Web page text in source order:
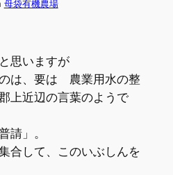
母袋有機農場
思いますが
のは、要は 農業用水の整
上近辺の言葉のようで
請」。
合して、このいぶしんを